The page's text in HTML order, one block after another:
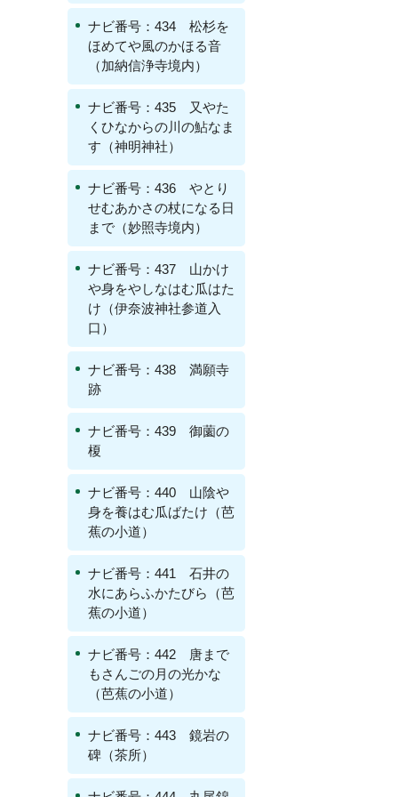
ナビ番号：434 松杉を
ほめてや風のかほる音
（加納信浄寺境内）
ナビ番号：435 又やた
くひなからの川の鮎なま
す（神明神社）
ナビ番号：436 やとり
せむあかさの杖になる日
まで（妙照寺境内）
ナビ番号：437 山かけ
や身をやしなはむ瓜はた
け（伊奈波神社参道入
口）
ナビ番号：438 満願寺
跡
ナビ番号：439 御薗の
榎
ナビ番号：440 山陰や
身を養はむ瓜ばたけ（芭
蕉の小道）
ナビ番号：441 石井の
水にあらふかたびら（芭
蕉の小道）
ナビ番号：442 唐まで
もさんごの月の光かな
（芭蕉の小道）
ナビ番号：443 鏡岩の
碑（茶所）